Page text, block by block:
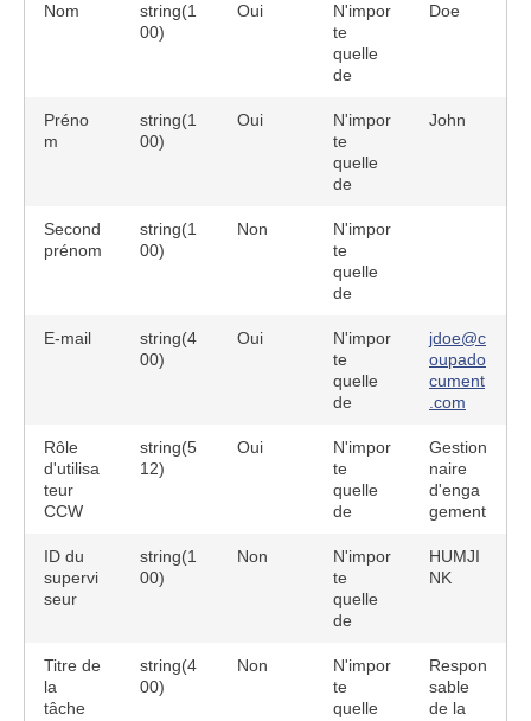
Nom
string(1
00)
Oui
N'impor
te
quelle
de
Doe
Préno
m
string(1
00)
Oui
N'impor
te
quelle
de
John
Second
prénom
string(1
00)
Non
N'impor
te
quelle
de
E-mail
string(4
00)
Oui
N'impor
te
quelle
de
jdoe@c
oupado
cument
.com
Rôle
d'utilisa
teur
CCW
string(5
12)
Oui
N'impor
te
quelle
de
Gestion
naire
d'enga
gement
ID du
supervi
seur
string(1
00)
Non
N'impor
te
quelle
de
HUMJI
NK
Titre de
la
tâche
string(4
00)
Non
N'impor
te
quelle
Respon
sable
de la